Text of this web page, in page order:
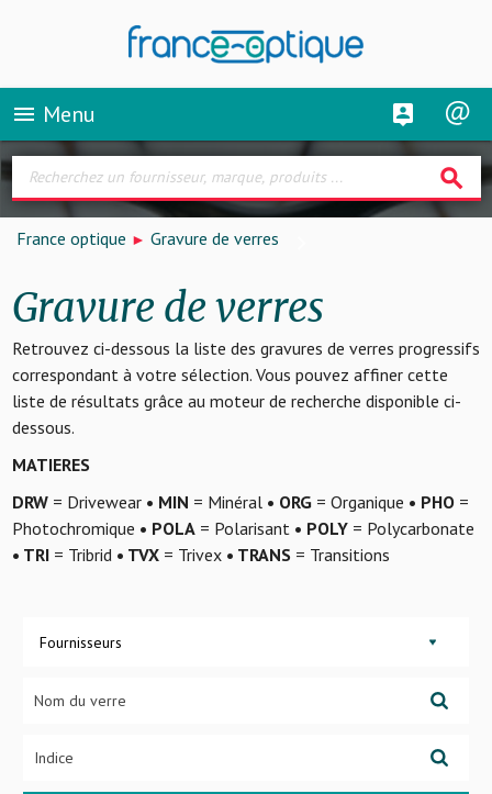
menu Menu
search
France optique Gravure de verres
Gravure de verres
Retrouvez ci-dessous la liste des gravures de verres progressifs
correspondant à votre sélection. Vous pouvez affiner cette
liste de résultats grâce au moteur de recherche disponible ci-
dessous.
MATIERES
DRW= Drivewear • MIN = Minéral • ORG= Organique • PHO=
Photochromique • POLA= Polarisant • POLY= Polycarbonate
• TRI= Tribrid • TVX= Trivex • TRANS= Transitions
Fournisseurs